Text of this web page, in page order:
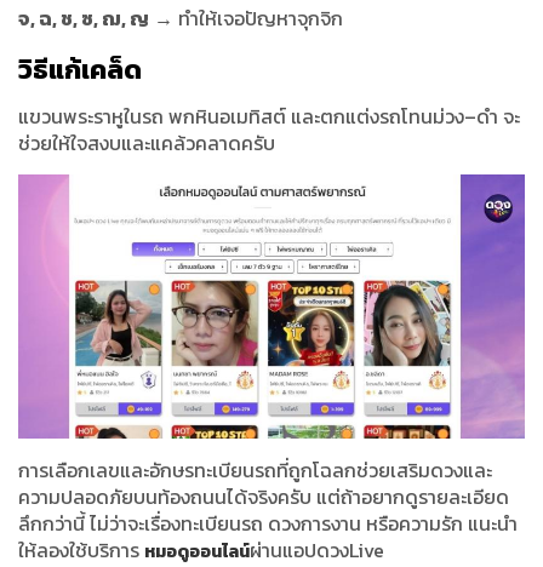
จ, ฉ, ช, ซ, ฌ, ญ → ทำให้เจอปัญหาจุกจิก
วิธีแก้เคล็ด
แขวนพระราหูในรถ พกหินอเมทิสต์ และตกแต่งรถโทนม่วง–ดำ จะ
ช่วยให้ใจสงบและแคล้วคลาดครับ
การเลือกเลขและอักษรทะเบียนรถที่ถูกโฉลกช่วยเสริมดวงและ
ความปลอดภัยบนท้องถนนได้จริงครับ แต่ถ้าอยากดูรายละเอียด
ลึกกว่านี้ ไม่ว่าจะเรื่องทะเบียนรถ ดวงการงาน หรือความรัก แนะนำ
ให้ลองใช้บริการ หมอดูออนไลน์ผ่านแอปดวงLive